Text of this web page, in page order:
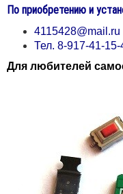
По приобретению и
4115428@mail.ru
Тел. 8-917-41-15-
Для любителей